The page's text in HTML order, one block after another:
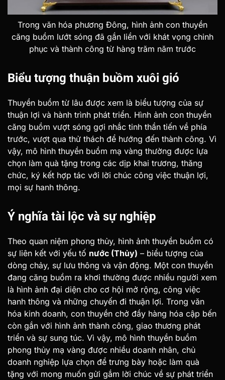
Trong văn hóa phương Đông, hình ảnh con thuyền
căng buồm lướt sóng đã gắn liền với khát vọng chinh
phục và thành công từ hàng trăm năm trước
Biểu tượng thuận buồm xuôi gió
Thuyền buồm từ lâu được xem là biểu tượng của sự
thuận lợi và hành trình phát triển. Hình ảnh con thuyền
căng buồm vượt sóng gợi nhắc tinh thần tiến về phía
trước, vượt qua thử thách để hướng đến thành công. Vì
vậy, mô hình thuyền buồm mạ vàng thường được lựa
chọn làm quà tặng trong các dịp khai trương, thăng
chức, ký kết hợp tác với lời chúc công việc thuận lợi,
mọi sự hanh thông.
Ý nghĩa tài lộc và sự nghiệp
Theo quan niệm phong thủy, hình ảnh thuyền buồm có
sự liên kết với yếu tố nước (Thủy) – biểu tượng của
dòng chảy, sự lưu thông và vận động. Một con thuyền
đang căng buồm ra khơi thường được nhiều người xem
là hình ảnh đại diện cho cơ hội mở rộng, công việc
hanh thông và những chuyến đi thuận lợi. Trong văn
hóa kinh doanh, con thuyền chở đầy hàng hóa cập bến
còn gắn với hình ảnh thành công, giao thương phát
triển và sự sung túc. Vì vậy, mô hình thuyền buồm
phong thủy mạ vàng được nhiều doanh nhân, chủ
doanh nghiệp lựa chọn để trưng bày hoặc làm quà
tặng với mong muốn gửi gắm lời chúc về sự phát triển